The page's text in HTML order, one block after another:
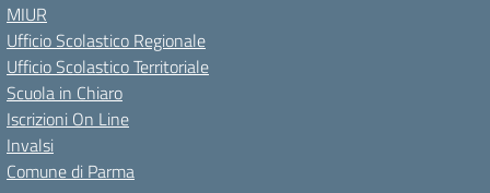
MIUR
Ufficio Scolastico Regionale
Ufficio Scolastico Territoriale
Scuola in Chiaro
Iscrizioni On Line
Invalsi
Comune di Parma